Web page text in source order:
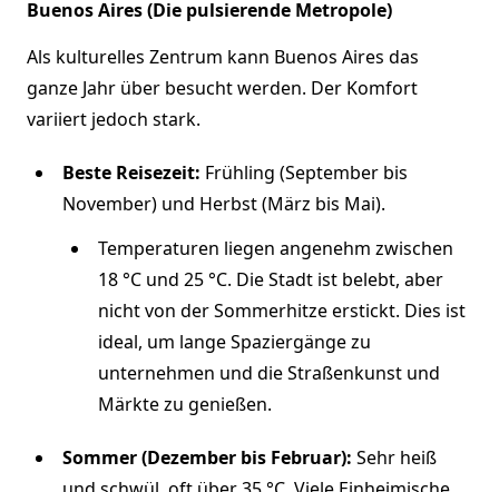
Buenos Aires (Die pulsierende Metropole)
Als kulturelles Zentrum kann Buenos Aires das
ganze Jahr über besucht werden. Der Komfort
variiert jedoch stark.
Beste Reisezeit: Frühling (September bis
November) und Herbst (März bis Mai).
Temperaturen liegen angenehm zwischen
18 °C und 25 °C. Die Stadt ist belebt, aber
nicht von der Sommerhitze erstickt. Dies ist
ideal, um lange Spaziergänge zu
unternehmen und die Straßenkunst und
Märkte zu genießen.
Sommer (Dezember bis Februar): Sehr heiß